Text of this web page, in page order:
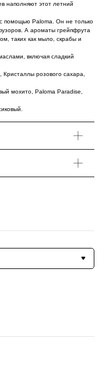
наполняют этот летний
Paloma. Он не только
А ароматы грейпфрута
таких как мыло, скрабы и
включая сладкий
розового сахара,
мохито, Paloma Paradise,